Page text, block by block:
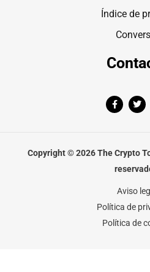
Índice de
F
a
o
-
T
w
r
Copyright © 2026 The Crypto
Aviso
Política de
Política de